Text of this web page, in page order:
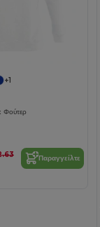
+1
Παραγγείλτε